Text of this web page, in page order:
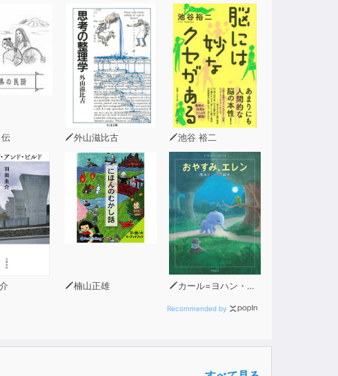
外山滋比古 池谷 裕二
楠山正雄 カール=ヨハン・エリーン（著）
Recommended by